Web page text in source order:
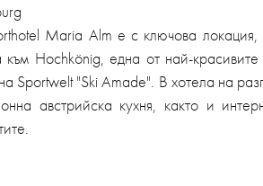
Maria Alm е с ключова
Hochkönig, една от най-
Sportwelt "Ski Amade". В хотела на
австрийска кухня, както и